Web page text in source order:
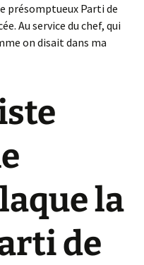
présomptueux Parti de
Au service du chef, qui
on disait dans ma
la
de